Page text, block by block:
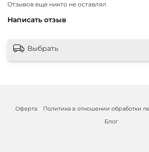
Отзывов еще никто не оставлял
Написать отзыв
Выбрать
Оферта
Политика в отношении обработки
Блог